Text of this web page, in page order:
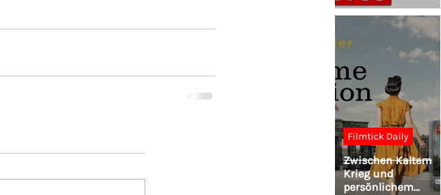
Zwischen Kaltem
Krieg und
persönlichem
Filmtick Daily